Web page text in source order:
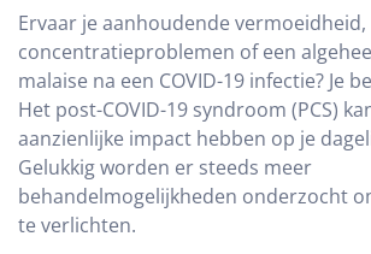
Ervaar je aanhoudende vermoeidheid,
concentratieproblemen of een
malaise na een COVID-19 infectie? Je
Het post-COVID-19 syndroom (PCS)
aanzienlijke impact hebben op je
Gelukkig worden er steeds meer
behandelmogelijkheden onderzocht
te verlichten.